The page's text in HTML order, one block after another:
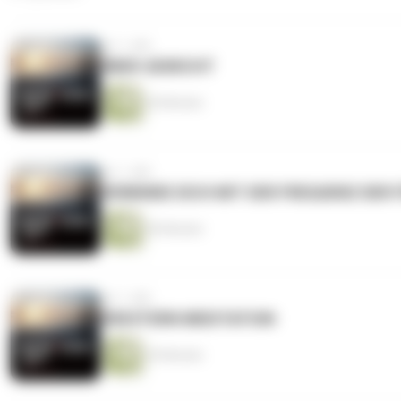
vor 1 Jahr
vor 1 Jahr
vor 1 Jahr